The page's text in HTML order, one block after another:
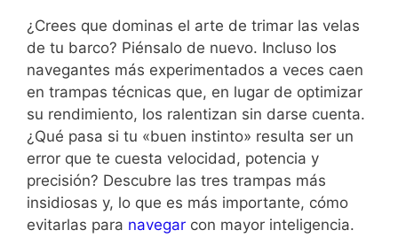
¿Crees que dominas el arte de trimar las velas
de tu barco? Piénsalo de nuevo. Incluso los
navegantes más experimentados a veces caen
en trampas técnicas que, en lugar de optimizar
su rendimiento, los ralentizan sin darse cuenta.
¿Qué pasa si tu «buen instinto» resulta ser un
error que te cuesta velocidad, potencia y
precisión? Descubre las tres trampas más
insidiosas y, lo que es más importante, cómo
evitarlas para navegar con mayor inteligencia.